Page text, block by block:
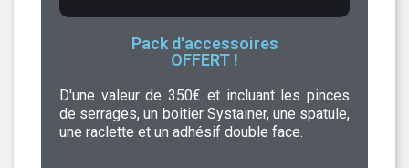
Pack d'accessoires
OFFERT !
D'une valeur de 350€ et incluant les pinces
de serrages, un boitier Systainer, une spatule,
une raclette et un adhésif double face.